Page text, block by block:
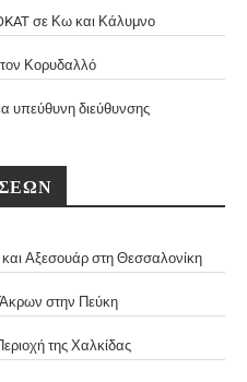
σε Κω και Κάλυμνο
Κορυδαλλό
διεύθυνσης
Αξεσουάρ στη Θεσσαλονίκη
στην Πεύκη
της Χαλκίδας